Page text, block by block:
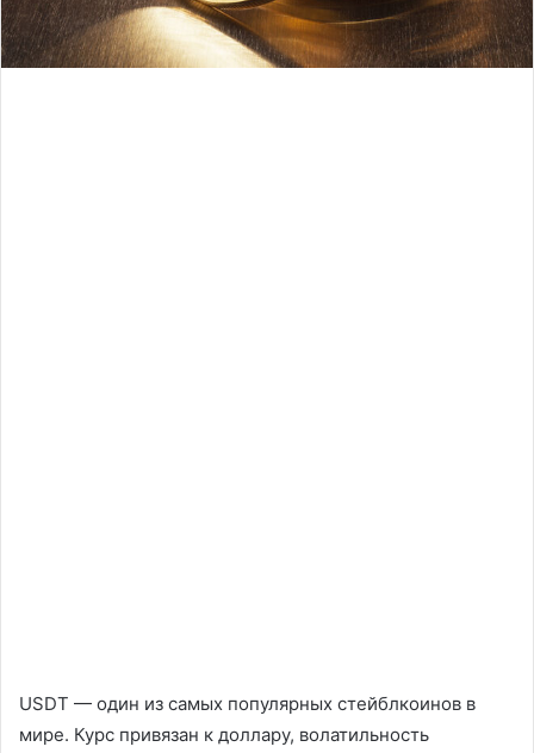
USDT — один из самых популярных стейблкоинов в
мире. Курс привязан к доллару, волатильность